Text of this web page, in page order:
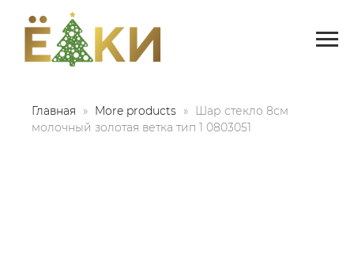
Главная More products
Шар стекло 8см
молочный золотая ветка тип 1 0803051